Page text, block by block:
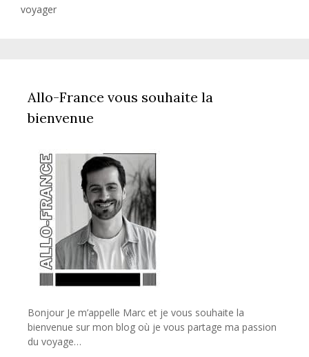
voyager
Allo-France vous souhaite la
bienvenue
Bonjour Je m’appelle Marc et je vous souhaite la
bienvenue sur mon blog où je vous partage ma passion
du voyage…